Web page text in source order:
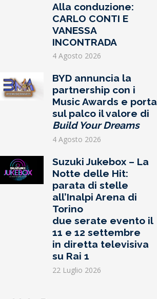
Alla conduzione:
CARLO CONTI E
VANESSA
INCONTRADA
4 Agosto 2026
BYD annuncia la
partnership con i
Music Awards e porta
sul palco il valore di
Build Your Dreams
4 Agosto 2026
Suzuki Jukebox – La
Notte delle Hit:
parata di stelle
all’Inalpi Arena di
Torino
due serate evento il
11 e 12 settembre
in diretta televisiva
su Rai 1
22 Luglio 2026